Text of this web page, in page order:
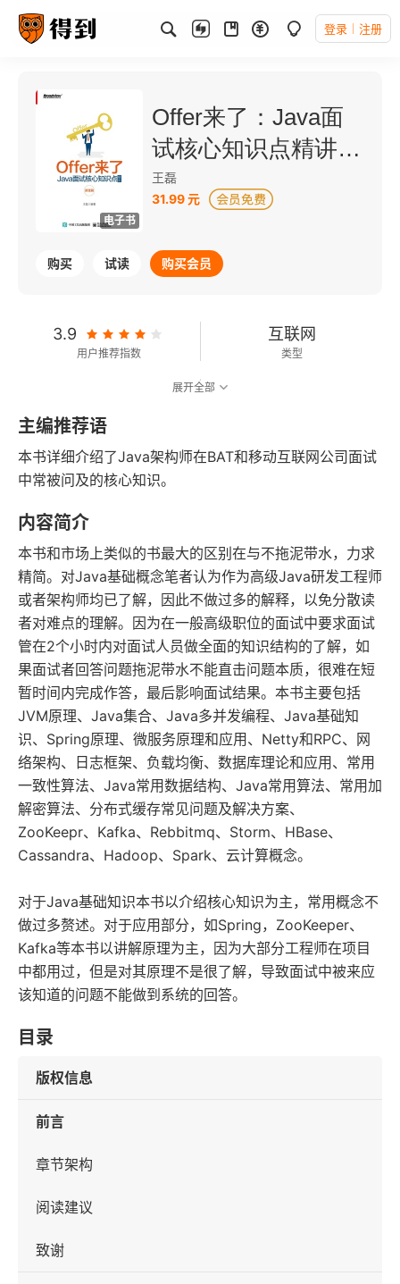
登录 注册
电子书
Offer来了：Java面
试核心知识点精讲
（原理篇）
王磊
31.99 元
购买 试读 购买会员
3.9
用户推荐指数
互联网
类型
234千字
字数
2019-11-01
发行日期
展开全部
主编推荐语
本书详细介绍了Java架构师在BAT和移动互联网公司面试
中常被问及的核心知识。
内容简介
本书和市场上类似的书最大的区别在与不拖泥带水，力求
精简。对Java基础概念笔者认为作为高级Java研发工程师
或者架构师均已了解，因此不做过多的解释，以免分散读
者对难点的理解。因为在一般高级职位的面试中要求面试
管在2个小时内对面试人员做全面的知识结构的了解，如
果面试者回答问题拖泥带水不能直击问题本质，很难在短
暂时间内完成作答，最后影响面试结果。本书主要包括
JVM原理、Java集合、Java多并发编程、Java基础知
识、Spring原理、微服务原理和应用、Netty和RPC、网
络架构、日志框架、负载均衡、数据库理论和应用、常用
一致性算法、Java常用数据结构、Java常用算法、常用加
解密算法、分布式缓存常见问题及解决方案、
ZooKeepr、Kafka、Rebbitmq、Storm、HBase、
Cassandra、Hadoop、Spark、云计算概念。
对于Java基础知识本书以介绍核心知识为主，常用概念不
做过多赘述。对于应用部分，如Spring，ZooKeeper、
Kafka等本书以讲解原理为主，因为大部分工程师在项目
中都用过，但是对其原理不是很了解，导致面试中被来应
该知道的问题不能做到系统的回答。
目录
版权信息
前言
章节架构
阅读建议
致谢